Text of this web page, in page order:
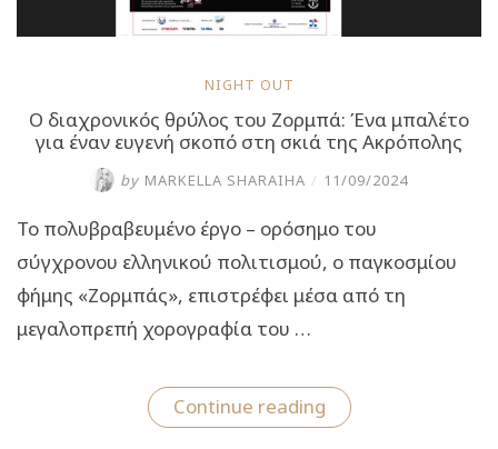
NIGHT OUT
O διαχρονικός θρύλος του Ζορμπά: Ένα μπαλέτο
για έναν ευγενή σκοπό στη σκιά της Ακρόπολης
by MARKELLA SHARAIHA / 11/09/2024
Το πολυβραβευμένο έργο – ορόσημο του
σύγχρονου ελληνικού πολιτισμού, ο παγκοσμίου
φήμης «Ζορμπάς», επιστρέφει μέσα από τη
μεγαλοπρεπή χορογραφία του …
Continue reading“O
διαχρονικός